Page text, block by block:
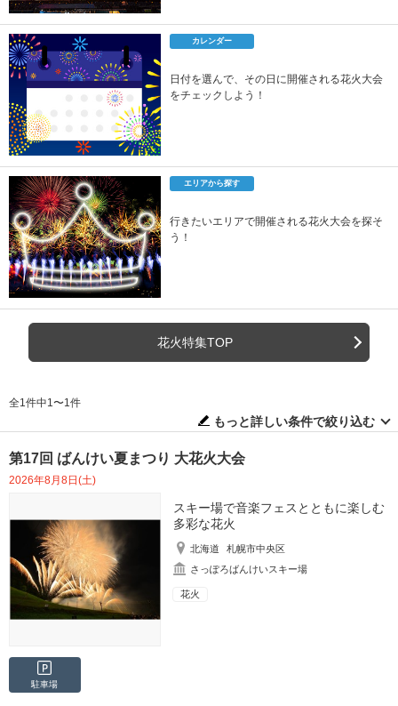
カレンダー
日付を選んで、その日に開催される花火大会
をチェックしよう！
エリアから探す
行きたいエリアで開催される花火大会を探そ
う！
花火特集TOP
全1件中1〜1件
もっと詳しい条件で絞り込む
第17回 ばんけい夏まつり 大花火大会
2026年8月8日(土)
スキー場で音楽フェスとともに楽しむ
多彩な花火
北海道
札幌市中央区
さっぽろばんけいスキー場
花火
駐車場